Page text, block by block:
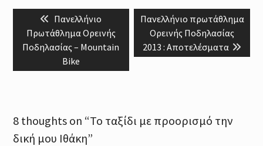
navigationPrevious
post:
Πανελλήνιο
Πρωτάθλημα Ορεινής
Ποδηλασίας – Mountain
Bike
Next
post:
Πανελλήνιο πρωτάθλημα
Ορεινής Ποδηλασίας
2013 : Αποτελέσματα
8 thoughts on “Το ταξίδι με προορισμό την
δική μου Ιθάκη”